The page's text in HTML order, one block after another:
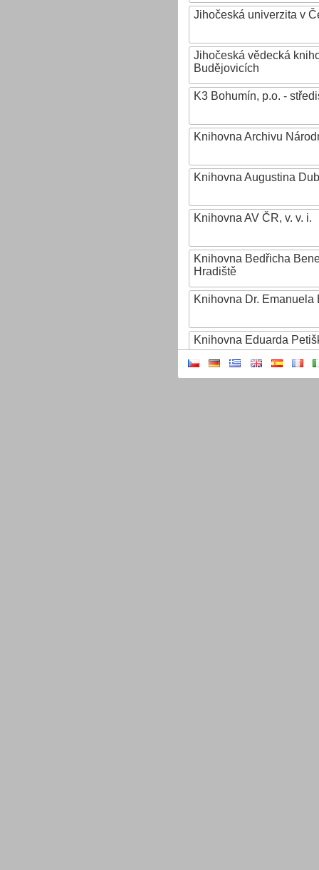
Jihočeská univerzita v
Jihočeská vědecká
Budějovicích
K3 Bohumín, p.o. -
Knihovna Archivu
Knihovna Augustina
Knihovna AV ČR, v. v. i.
Knihovna Bedřicha
Hradiště
Knihovna Dr. Emanuela
Knihovna Eduarda
Knihovna Ignáta